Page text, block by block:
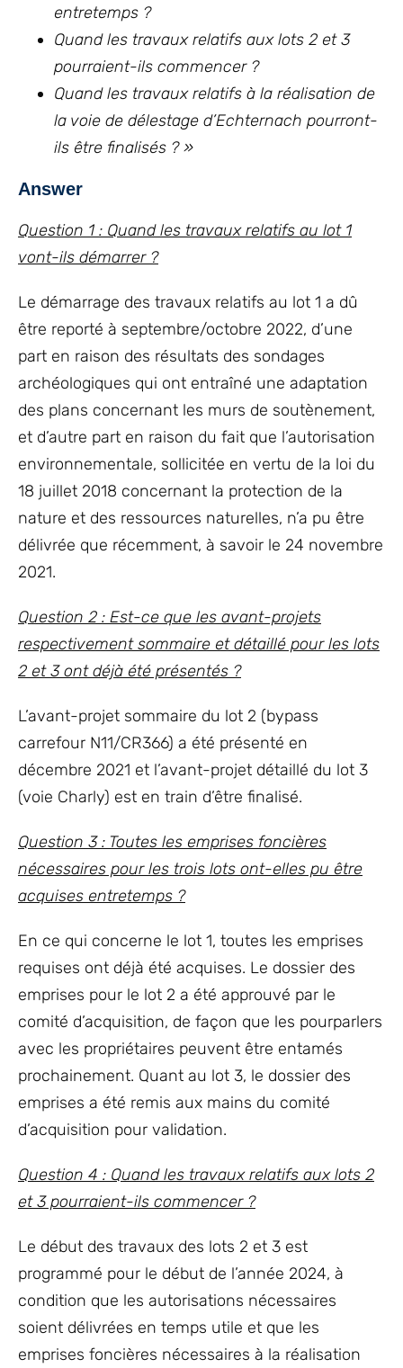
entretemps ?
Quand les travaux relatifs aux lots 2 et 3
pourraient-ils commencer ?
Quand les travaux relatifs à la réalisation de
la voie de délestage d’Echternach pourront-
ils être finalisés ? »
Answer
Question 1 : Quand les travaux relatifs au lot 1
vont-ils démarrer ?
Le démarrage des travaux relatifs au lot 1 a dû
être reporté à septembre/octobre 2022, d’une
part en raison des résultats des sondages
archéologiques qui ont entraîné une adaptation
des plans concernant les murs de soutènement,
et d’autre part en raison du fait que l’autorisation
environnementale, sollicitée en vertu de la loi du
18 juillet 2018 concernant la protection de la
nature et des ressources naturelles, n’a pu être
délivrée que récemment, à savoir le 24 novembre
2021.
Question 2 : Est-ce que les avant-projets
respectivement sommaire et détaillé pour les lots
2 et 3 ont déjà été présentés ?
L’avant-projet sommaire du lot 2 (bypass
carrefour N11/CR366) a été présenté en
décembre 2021 et l’avant-projet détaillé du lot 3
(voie Charly) est en train d’être finalisé.
Question 3 : Toutes les emprises foncières
nécessaires pour les trois lots ont-elles pu être
acquises entretemps ?
En ce qui concerne le lot 1, toutes les emprises
requises ont déjà été acquises. Le dossier des
emprises pour le lot 2 a été approuvé par le
comité d’acquisition, de façon que les pourparlers
avec les propriétaires peuvent être entamés
prochainement. Quant au lot 3, le dossier des
emprises a été remis aux mains du comité
d’acquisition pour validation.
Question 4 : Quand les travaux relatifs aux lots 2
et 3 pourraient-ils commencer ?
Le début des travaux des lots 2 et 3 est
programmé pour le début de l’année 2024, à
condition que les autorisations nécessaires
soient délivrées en temps utile et que les
emprises foncières nécessaires à la réalisation